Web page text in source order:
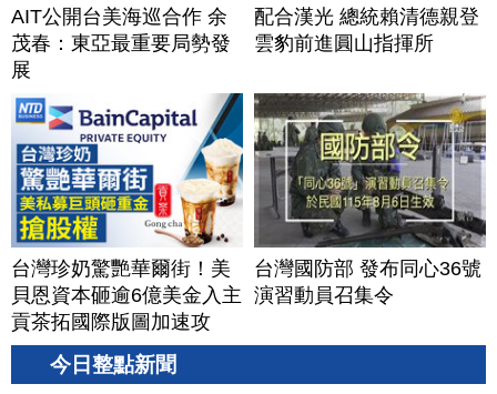
AIT公開台美海巡合作 余
茂春：東亞最重要局勢發
展
配合漢光 總統賴清德親登
雲豹前進圓山指揮所
台灣珍奶驚艷華爾街！美
貝恩資本砸逾6億美金入主
貢茶拓國際版圖加速攻
美？｜#財經新聞｜
20260806(四)
台灣國防部 發布同心36號
演習動員召集令
今日整點新聞